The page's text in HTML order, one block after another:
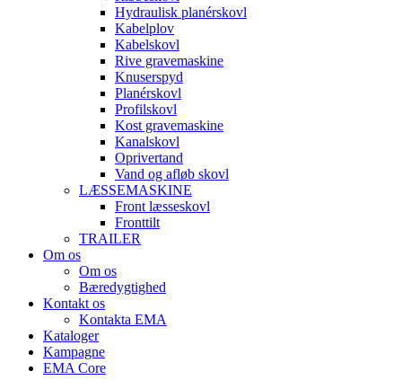
Hydraulisk planérskovl
Kabelplov
Kabelskovl
Rive gravemaskine
Knuserspyd
Planérskovl
Profilskovl
Kost gravemaskine
Kanalskovl
Oprivertand
Vand og afløb skovl
LÆSSEMASKINE
Front læsseskovl
Fronttilt
TRAILER
Om os
Om os
Bæredygtighed
Kontakt os
Kontakta EMA
Kataloger
Kampagne
EMA Core